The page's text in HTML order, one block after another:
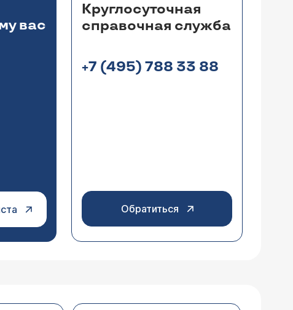
вас
Круглосуточная
справочная служба
+7 (495) 788 33 88
Обратиться